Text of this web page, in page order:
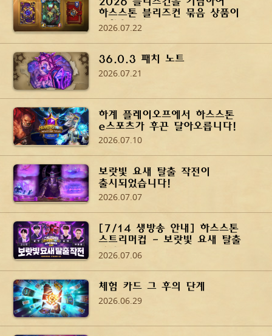
하스스톤 블리즈컨 묶음 상품이
나왔습니다!
2026.07.22
36.0.3 패치 노트
2026.07.21
하계 플레이오프에서 하스스톤
e스포츠가 후끈 달아오릅니다!
2026.07.10
보랏빛 요새 탈출 작전이
출시되었습니다!
2026.07.07
[7/14 생방송 안내] 하스스톤
스트리머컵 - 보랏빛 요새 탈출
작전
2026.07.06
체험 카드 그 후의 단계
2026.06.29